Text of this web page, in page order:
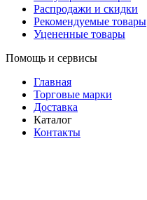
Распродажи и скидки
Рекомендуемые товары
Уцененные товары
Помощь и сервисы
Главная
Торговые марки
Доставка
Каталог
Контакты